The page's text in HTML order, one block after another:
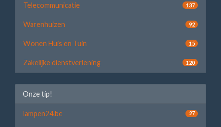
Telecommunicatie 137
Warenhuizen 92
Wonen Huis en Tuin 15
Zakelijke dienstverlening 120
Onze tip!
lampen24.be 27